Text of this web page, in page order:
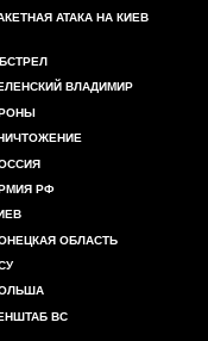
АТАКА НА КИЕВ
ВЛАДИМИР
РФ
ОБЛАСТЬ
ВС